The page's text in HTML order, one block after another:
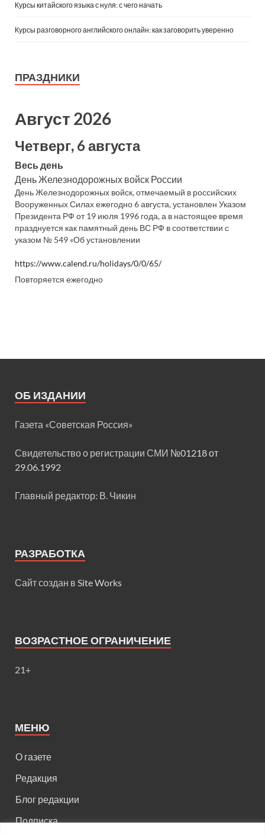
Курсы китайского языка с нуля: с чего начать
Курсы разговорного английского онлайн: как заговорить уверенно
ПРАЗДНИКИ
Август 2026
Четверг, 6 августа
Весь день
День Железнодорожных войск России
День Железнодорожных войск, отмечаемый в российских
Вооруженных Силах ежегодно 6 августа, установлен Указом
Президента РФ от 19 июля 1996 года, а в настоящее время
празднуется как памятный день ВС РФ в соответствии с
указом № 549 «Об установлении
https://www.calend.ru/holidays/0/0/65/
Повторяется ежегодно
ОБ ИЗДАНИИ
Газета «Советская Россия»
Свидетельство о регистрации СМИ №01218 от
29.06.1992
Главный редактор: В. Чикин
РАЗРАБОТКА
Сайт создан в Site Works
ВОЗРАСТНОЕ ОГРАНИЧЕНИЕ
21+
МЕНЮ
О газете
Редакция
Блог редакции
Подписка